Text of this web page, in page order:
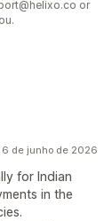
or
6 de junho de 2026
for Indian
in the